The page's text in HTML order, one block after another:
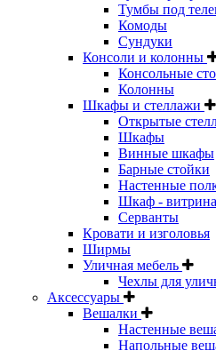
Тумбы под
Комоды
Сундуки
Консоли и колонны
Консольные
Колонны
Шкафы и стеллажи
Открытые
Шкафы
Винные шкафы
Барные стойки
Настенные
Шкаф - витрина
Серванты
Кровати и изголовья
Ширмы
Уличная мебель
Чехлы для
Аксессуары
Вешалки
Настенные
Напольные